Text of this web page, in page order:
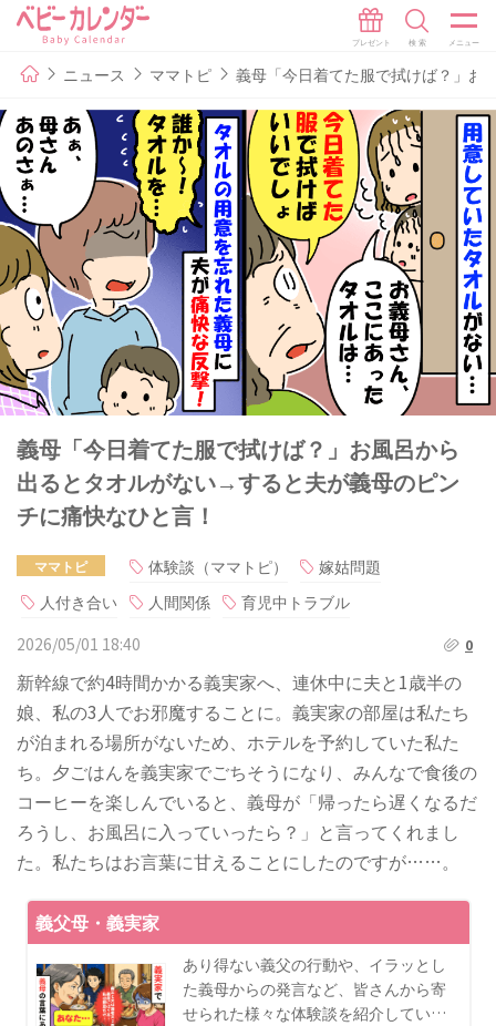
ニュース ママトピ 義母「今日着てた服で拭けば？」お
義母「今日着てた服で拭けば？」お風呂から
出るとタオルがない→すると夫が義母のピン
チに痛快なひと言！
ママトピ 体験談（ママトピ）
嫁姑問題
人付き合い
人間関係
育児中トラブル
2026/05/01 18:40
0
新幹線で約4時間かかる義実家へ、連休中に夫と1歳半の
娘、私の3人でお邪魔することに。義実家の部屋は私たち
が泊まれる場所がないため、ホテルを予約していた私た
ち。夕ごはんを義実家でごちそうになり、みんなで食後の
コーヒーを楽しんでいると、義母が「帰ったら遅くなるだ
ろうし、お風呂に入っていったら？」と言ってくれまし
た。私たちはお言葉に甘えることにしたのですが……。
義父母・義実家
あり得ない義父の行動や、イラッとし
た義母からの発言など、皆さんから寄
せられた様々な体験談を紹介してい…